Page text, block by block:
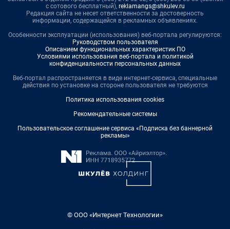
с сотового бесплатный), reklamangs@shkulev.ru
Редакция сайта не несет ответственности за достоверность
информации, содержащейся в рекламных объявлениях.
Особенности эксплуатации (использования) веб-портала регулируются:
Руководством пользователя
Описанием функциональных характеристик ПО
Условиями использования веб-портала и политикой
конфиденциальности персональных данных
Веб-портал распространяется в виде интернет-сервиса, специальные
действия по установке на стороне пользователя не требуются
Политика использования cookies
Рекомендательные системы
Пользовательское соглашение сервиса «Подписка без баннерной
рекламы»
© ООО «Интернет Технологии»